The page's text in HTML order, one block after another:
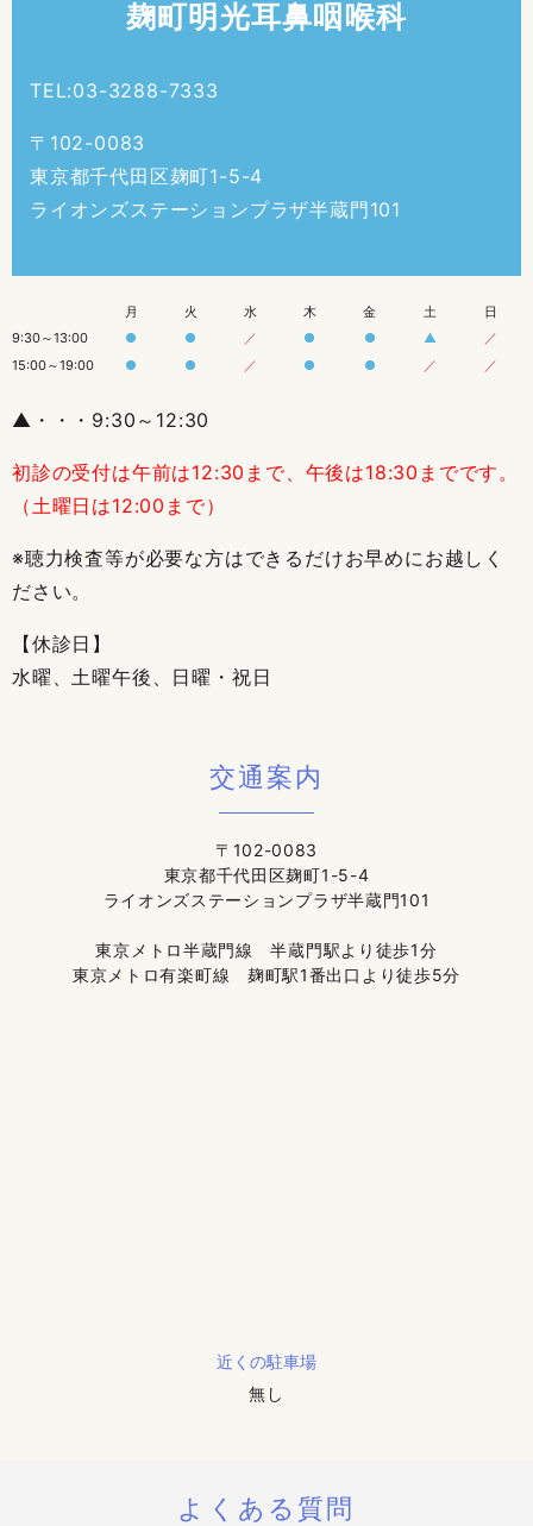
麹町明光耳鼻咽喉科
TEL:03-3288-7333
〒102-0083
東京都千代田区麹町1-5-4
ライオンズステーションプラザ半蔵門101
月 火 水 木 金 土
日
9:30～13:00
● ● ／ ● ● ▲
／
15:00～19:00
● ● ／ ● ● ／ ／
▲・・・9:30～12:30
初診の受付は午前は12:30まで、午後は18:30までです。
（土曜日は12:00まで）
※聴力検査等が必要な方はできるだけお早めにお越しく
ださい。
【休診日】
水曜、土曜午後、日曜・祝日
交通案内
〒102-0083
東京都千代田区麹町1-5-4
ライオンズステーションプラザ半蔵門101
東京メトロ半蔵門線 半蔵門駅より徒歩1分
東京メトロ有楽町線 麹町駅1番出口より徒歩5分
近くの駐車場
無し
よくある質問